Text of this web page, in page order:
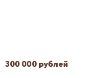
300 000 рублей